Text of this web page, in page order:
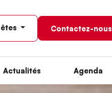
Contactez-nous
Actualités Agenda